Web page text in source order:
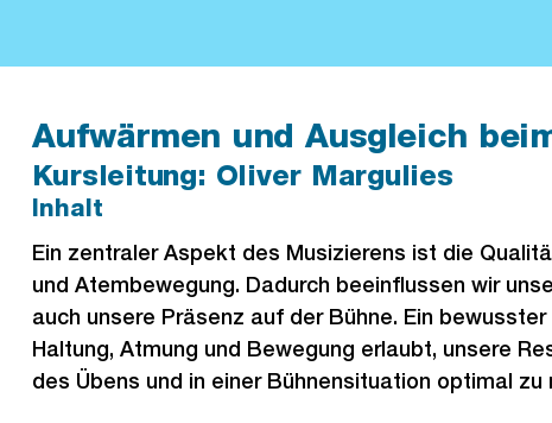
Aufwärmen und Ausgleich
Kursleitung: Oliver Margulies
Inhalt
Ein zentraler Aspekt des Musizierens ist die
und Atembewegung. Dadurch beeinflussen wir
auch unsere Präsenz auf der Bühne. Ein
Haltung, Atmung und Bewegung erlaubt, unsere
des Übens und in einer Bühnensituation optimal zu